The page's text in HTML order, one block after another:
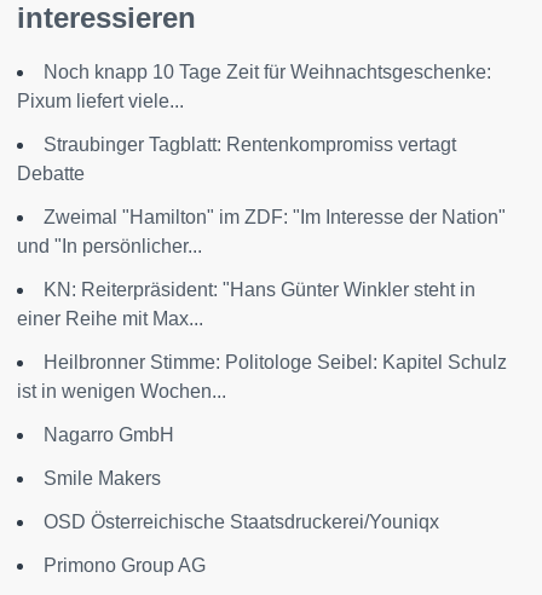
interessieren
Noch knapp 10 Tage Zeit für Weihnachtsgeschenke:
Pixum liefert viele...
Straubinger Tagblatt: Rentenkompromiss vertagt
Debatte
Zweimal "Hamilton" im ZDF: "Im Interesse der Nation"
und "In persönlicher...
KN: Reiterpräsident: "Hans Günter Winkler steht in
einer Reihe mit Max...
Heilbronner Stimme: Politologe Seibel: Kapitel Schulz
ist in wenigen Wochen...
Nagarro GmbH
Smile Makers
OSD Österreichische Staatsdruckerei/Youniqx
Primono Group AG